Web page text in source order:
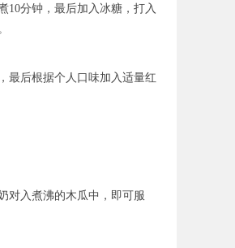
10分钟，最后加入冰糖，打入
最后根据个人口味加入适量红
对入煮沸的木瓜中，即可服